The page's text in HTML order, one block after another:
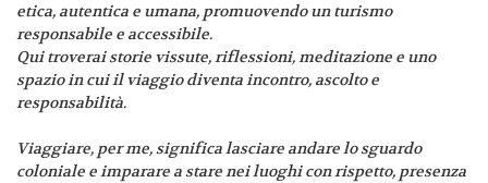
etica, autentica e umana, promuovendo un turismo
responsabile e accessibile.
Qui troverai storie vissute, riflessioni, meditazione e uno
spazio in cui il viaggio diventa incontro, ascolto e
responsabilità.
Viaggiare, per me, significa lasciare andare lo sguardo
coloniale e imparare a stare nei luoghi con rispetto, presenza